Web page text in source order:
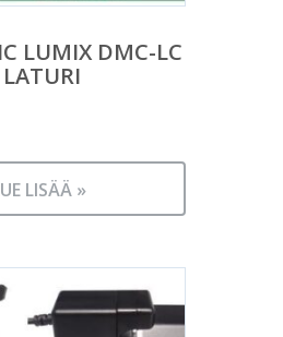
LUMIX DMC-LC
LISÄÄ »